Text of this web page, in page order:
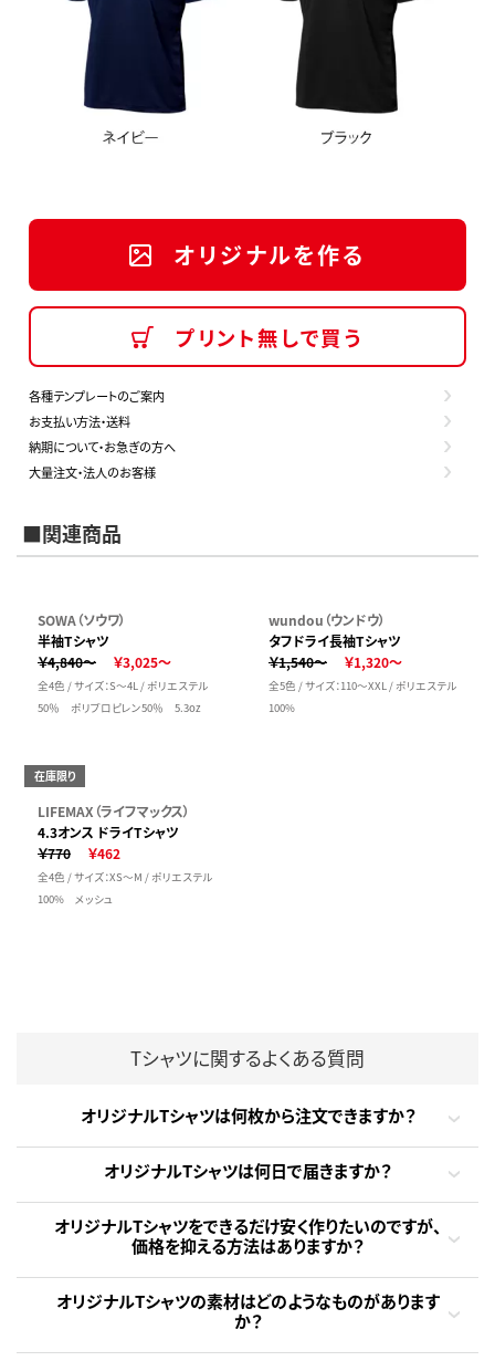
オリジナルを作る
プリント無しで買う
各種テンプレートのご案内
お支払い方法・送料
納期について・お急ぎの方へ
大量注文・法人のお客様
■関連商品
SOWA（ソウワ）
半袖Tシャツ
￥4,840～
￥3,025～
全4色 / サイズ：S～4L / ポリエステル
50％ ポリプロピレン50％ 5.3oz
wundou（ウンドウ）
タフドライ長袖Tシャツ
￥1,540～
￥1,320～
全5色 / サイズ：110～XXL / ポリエステル
100%
在庫限り
LIFEMAX（ライフマックス）
4.3オンス ドライTシャツ
￥770
￥462
全4色 / サイズ：XS～M / ポリエステル
100% メッシュ
Tシャツに関するよくある質問
オリジナルTシャツは何枚から注文できますか？
オリジナルTシャツは何日で届きますか？
オリジナルTシャツをできるだけ安く作りたいのですが、
価格を抑える方法はありますか？
オリジナルTシャツの素材はどのようなものがあります
か？